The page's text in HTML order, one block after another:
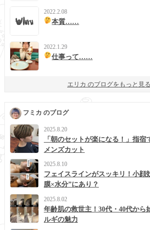
2022.2.08
本質……
2022.1.29
仕事って……
エリカ のブログをもっと見る
フミカ のブログ
2025.8.20
「朝のセットが楽になる！」指宿
メンズカット
2025.8.10
フェイスラインがスッキリ！小顔
膜×水分”にあり？
2025.8.02
年齢肌の救世主！30代・40代から
ルギの魅力